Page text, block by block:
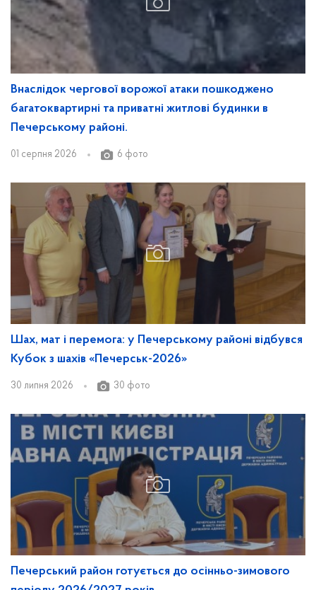
Внаслідок чергової ворожої атаки пошкоджено
багатоквартирні та приватні житлові будинки в
Печерському районі.
01 серпня 2026 6 фото
Шах, мат і перемога: у Печерському районі відбувся
Кубок з шахів «Печерськ-2026»
30 липня 2026 30 фото
Печерський район готується до осінньо-зимового